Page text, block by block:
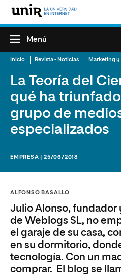
Menú
Inicio Revista - Noticias
La Teoría del
qué ha
grupo de
especializados
EMPRESA | 25/06/2018
ALFONSO BASALLO
Julio Alonso, fundador
de Weblogs SL, no
el garaje de su casa,
en su dormitorio,
tecnología. Con un
comprar. El blog se